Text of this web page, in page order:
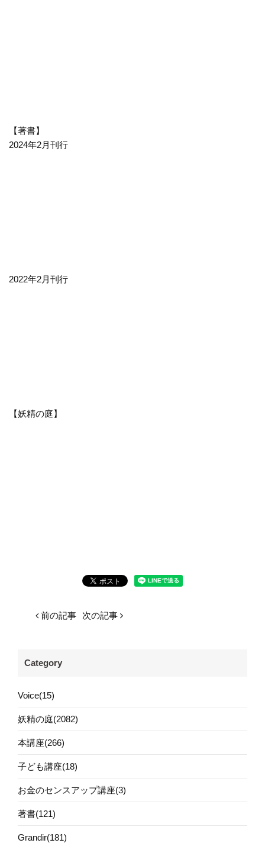
【著書】
2024年2月刊行
2022年2月刊行
【妖精の庭】
前の記事 次の記事
Category
Voice(15)
妖精の庭(2082)
本講座(266)
子ども講座(18)
お金のセンスアップ講座(3)
著書(121)
Grandir(181)